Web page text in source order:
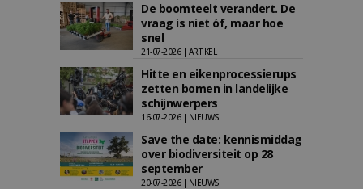
De boomteelt verandert. De
vraag is niet óf, maar hoe
snel
21-07-2026 | ARTIKEL
Hitte en eikenprocessierups
zetten bomen in landelijke
schijnwerpers
16-07-2026 | NIEUWS
Save the date: kennismiddag
over biodiversiteit op 28
september
20-07-2026 | NIEUWS